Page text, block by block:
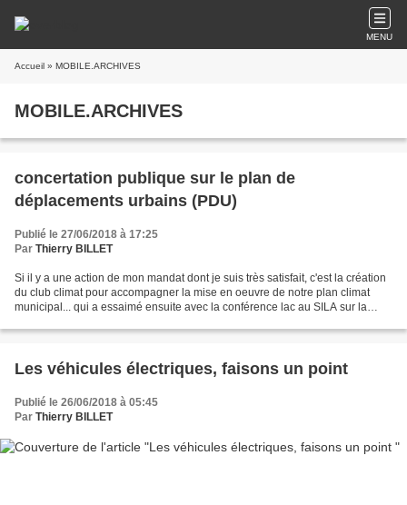
MENU
Accueil » MOBILE.ARCHIVES
MOBILE.ARCHIVES
concertation publique sur le plan de
déplacements urbains (PDU)
Publié le 27/06/2018 à 17:25
Par Thierry BILLET
Si il y a une action de mon mandat dont je suis très satisfait, c'est la création
du club climat pour accompagner la mise en oeuvre de notre plan climat
municipal... qui a essaimé ensuite avec la conférence lac au SILA sur la
Les véhicules électriques, faisons un point
Publié le 26/06/2018 à 05:45
Par Thierry BILLET